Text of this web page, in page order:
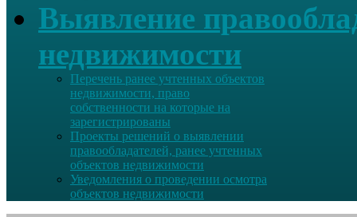
Выявление
недвижимости
Перечень ранее учтенных объектов
недвижимости, право
собственности на которые на
зарегистрированы
Проекты решений о выявлении
правообладателей, ранее учтенных
объектов недвижимости
Уведомления о проведении осмотра
объектов недвижимости